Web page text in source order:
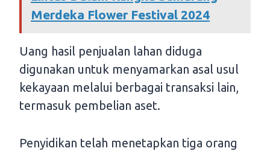
Merdeka Flower Festival 2024
Uang hasil penjualan lahan diduga
digunakan untuk menyamarkan asal usul
kekayaan melalui berbagai transaksi lain,
termasuk pembelian aset.
Penyidikan telah menetapkan tiga orang